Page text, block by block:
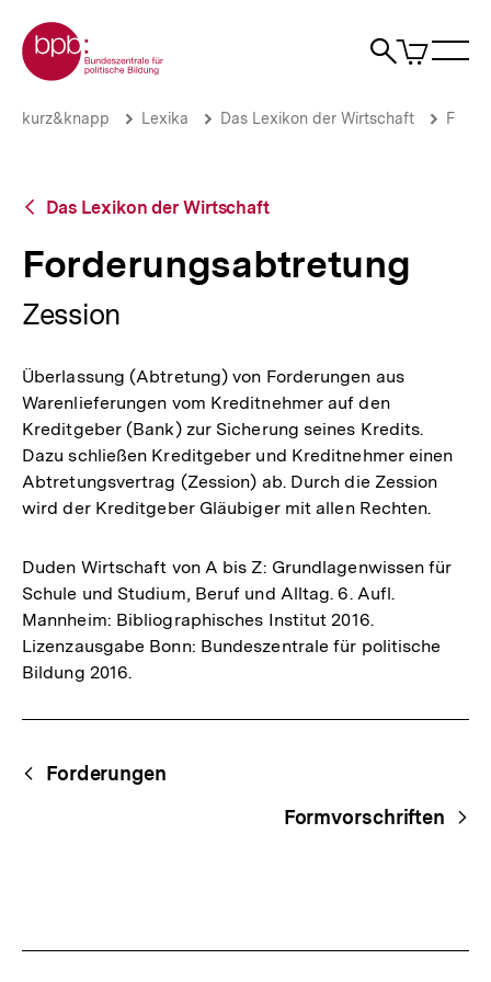
zum
Seiteninhalt
springen
Zur Startseite der bpb
Suche
Artikel
im
Forderungsabtretung
Brotkrümelnavigation
Pfadnavigation
kurz&knapp Lexika Das Lexikon der Wirtschaft F
Zurück
Übersicht
Das Lexikon der Wirtschaft
Forderungsabtretung
Zession
Überlassung (Abtretung) von Forderungen aus
Warenlieferungen vom Kreditnehmer auf den
Kreditgeber (Bank) zur Sicherung seines Kredits.
Dazu schließen Kreditgeber und Kreditnehmer einen
Abtretungsvertrag (Zession) ab. Durch die Zession
wird der Kreditgeber Gläubiger mit allen Rechten.
Duden Wirtschaft von A bis Z: Grundlagenwissen für
Schule und Studium, Beruf und Alltag. 6. Aufl.
Mannheim: Bibliographisches Institut 2016.
Lizenzausgabe Bonn: Bundeszentrale für politische
Bildung 2016.
Begriffsnavigation
Content-
Navigation
Forderungen
Formvorschriften